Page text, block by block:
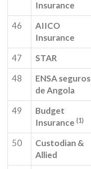
Insurance
46
AIICO
Insurance
47
STAR
48
ENSA seguros
de Angola
49
Budget
Insurance (1)
50
Custodian &
Allied